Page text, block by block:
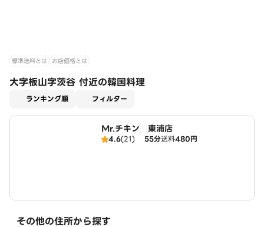
標準送料とは お店価格とは
大字板山字茨谷 付近の韓国料理
ランキング順 フィルター
Mr.チキン 東浦店
4.6(21) 55分送料480円
その他の住所から探す